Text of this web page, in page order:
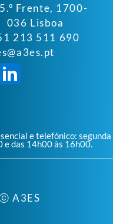
Frente, 1700-
036 Lisboa
213 511 690
e telefónico: segunda
e das 14h00 às 16h00.
A3ES